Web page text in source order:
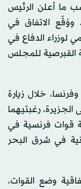
ما أعلن الرئيس
الاتفاق في
لوزراء الدفاع في
القبرصية للمجلس
خلال زيارة
رغبتيهما
قوات فرنسية في
في شرق البحر
وضع القوات،